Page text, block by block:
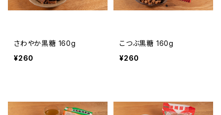
さわやか黒糖 160g
¥260
こつぶ黒糖 160g
¥260